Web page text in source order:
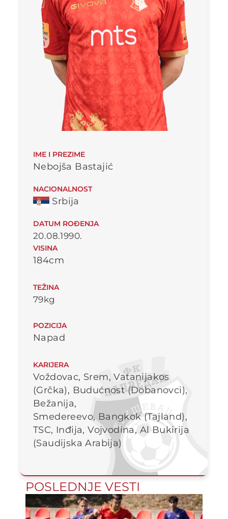
IME I PREZIME
Nebojša Bastajić
NACIONALNOST
Srbija
DATUM ROĐENJA
20.08.1990.
VISINA
184cm
TEŽINA
79kg
POZICIJA
Napad
KARIJERA
Voždovac, Srem, Vatanijakos
(Grčka), Budućnost (Dobanovci),
Bežanija,
Smedereevo, Bangkok (Tajland),
TSC, Inđija, Vojvodina, Al Bukirija
(Saudijska Arabija)
POSLEDNJE VESTI